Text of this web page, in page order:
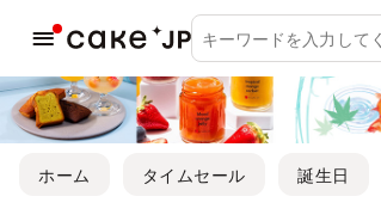
ホーム タイムセール 誕生日